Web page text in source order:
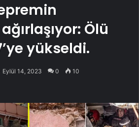
Ölü
yükseldi.
Eylül 14, 2023 0 10